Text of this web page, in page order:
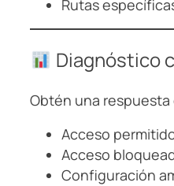
Rutas
Diagnóstico
Obtén una respuesta
Acceso
Acceso
Configuración